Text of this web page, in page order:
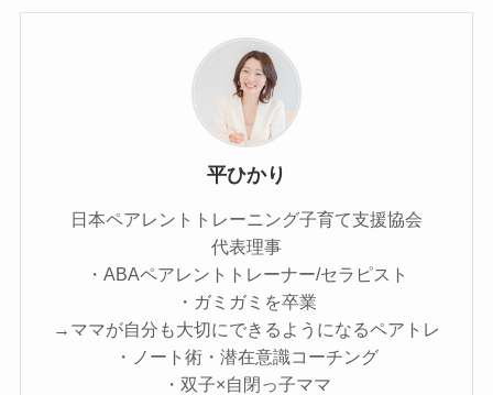
平ひかり
日本ペアレントトレーニング子育て支援協会
代表理事
・ABAペアレントトレーナー/セラピスト
・ガミガミを卒業
→ママが自分も大切にできるようになるペアトレ
・ノート術・潜在意識コーチング
・双子×自閉っ子ママ